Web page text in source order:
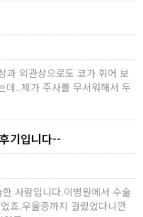
과 외관상으로도 코가 휘어 보
데..제가 주사를 무서워해서 두
기입니다--
사람입니다.이병원에서 수술
죠.우울증까지 걸렸었다니깐